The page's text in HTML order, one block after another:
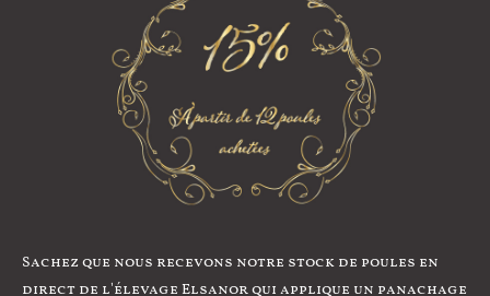
Sachez que nous recevons notre stock de poules en
direct de l'élevage Elsanor qui applique un panachage